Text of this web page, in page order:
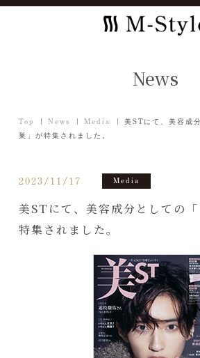
News
Top News Media
美STにて、美容成
巣」が特集されました。
2023/11/17 Media
美STにて、美容成分としての
特集されました。